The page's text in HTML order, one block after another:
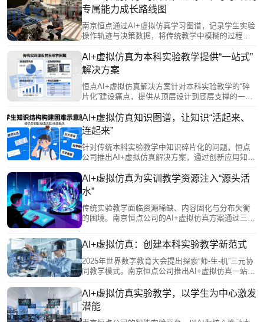
能力档案并生成可视化学习报告，支持学生自我改
进与教师精准教学。其开放架构提供二次开发接口
和编辑器，方便教师自主创建实验模块，对接现有
系统，实现数据贯通。
专属能力成长路线图
南京恒点通过AI+虚拟仿真学习图谱，记录学生实验
操作轨迹与决策数据，将传统教学中模糊的过程转
推荐个性化学习路径与拓展方向；同时为教师提供
多维教学报告，支持精准指导与策略调整。该技术
助力学生从被动接收者成长为主动管理者，实现从
“标准化培养”向“个性化成长”的转变。
AI+虚拟仿真为本科实验教学提供“一站式”
解决方案
恒点AI+虚拟仿真解决方案针对本科实验教学的“碎
片化”建设痛点，提供从顶层设计到底层支撑的一站
孤岛，实现教学全流程贯通；资源体系覆盖多学科
并支持院校特色接入，服务贯穿建设全周期。它赋
能教师进行知识图谱规划，为学生提供个性化沉浸
环境，并具备持续进化能力，确保实验教学与学科
前沿同步，系统性地支撑院校教学改革的深化与创
AI+虚拟仿真知识图谱，让知识“活起来、
连起来”
针对传统本科实验教学中知识碎片化的问题，恒点
公司推出AI+虚拟仿真解决方案，通过创新应用知识
案构建了多层级知识网络，既能帮助学生直观感知
知识关联、自主规划学习路径，又能通过数据画像
为教师提供教学洞察，实现因材施教。基于图谱的
过程性评价，还能有效反映学生的知识迁移能力和
思维路径，为综合素质评价提供依据。让知识“活起
AI+虚拟仿真为实训教学资源注入“源头活
水”
传统实验教学面临资源稀缺、内容固化与分布失衡
的困境。南京恒点公司的AI+虚拟仿真方案通过三大
无限复制的虚拟资源，实现人人可及的优质实验环
境；二是资源动态化，支持教师快速将科研成果转
化为教学内容，与学科前沿同步；三是资源共享
化，构建开放机制让优质资源跨校流动，缩小院校
“源头活水”。
AI+虚拟仿真：创建本科实验教学新范式
2025年世界数字教育大会提出探索“师-生-机”三元协
同教学模式。南京恒点公司推出AI+虚拟仿真一站式
新范式。 该方案针对传统实验教学流程化、高端设
备稀缺及学科壁垒固化等痛点，通过开放式编辑系
统将科研成果转化为课程，实现因材施教。其平台
AI+虚拟仿真实验教学，以学生为中心激发
潜能